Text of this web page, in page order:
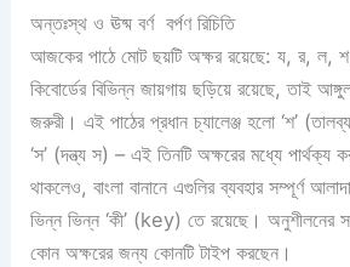
অন্তঃস্থ ও ঊষ্ম বর্ণ বর্পণ রিচিতি
আজকের পাঠে মোট ছয়টি অক্ষর রয়েছে: য, র,
কিবোর্ডের বিভিন্ন জায়গায় ছড়িয়ে রয়েছে, তাই
জরুরী। এই পাঠের প্রধান চ্যালেঞ্জ হলো ‘শ’
‘স’ (দন্ত্য স) – এই তিনটি অক্ষরের মধ্যে পার্থক্য
থাকলেও, বাংলা বানানে এগুলির ব্যবহার সম্পূর্ণ
ভিন্ন ভিন্ন ‘কী’ (key) তে রয়েছে। অনুশীলনের
কোন অক্ষরের জন্য কোনটি টাইপ করছেন।